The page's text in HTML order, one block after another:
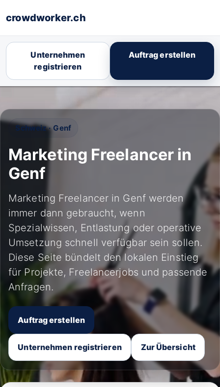
crowdworker.ch
Unternehmen
registrieren
Auftrag erstellen
Schweiz · Genf
Marketing Freelancer in
Genf
Marketing Freelancer in Genf werden
immer dann gebraucht, wenn
Spezialwissen, Entlastung oder operative
Umsetzung schnell verfügbar sein sollen.
Diese Seite bündelt den lokalen Einstieg
für Projekte, Freelancerjobs und passende
Anfragen.
Auftrag erstellen
Unternehmen registrieren Zur Übersicht